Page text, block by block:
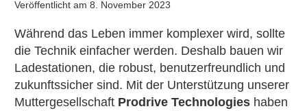
Veröffentlicht am 8. November 2023
Während das Leben immer komplexer wird, sollte
die Technik einfacher werden. Deshalb bauen wir
Ladestationen, die robust, benutzerfreundlich und
zukunftssicher sind. Mit der Unterstützung unserer
Muttergesellschaft Prodrive Technologies haben